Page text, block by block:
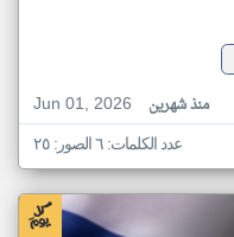
Jun 01, 2026
منذ شهرين
عدد الكلمات: ٦ الصور: ٢٥